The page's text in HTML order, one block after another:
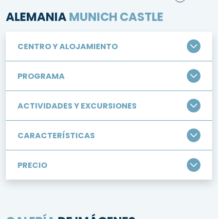
ALEMANIAMUNICH CASTLE
CENTRO Y ALOJAMIENTO
PROGRAMA
ACTIVIDADES Y EXCURSIONES
CARACTERÍSTICAS
PRECIO